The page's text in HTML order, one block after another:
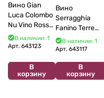
Вино Gian
Luca Colombo
Nu Vino Rosso
2025 750 мл
В наличии: 1
Арт. 643123
В
корзину
Вино
Serragghia
Fanino Terre
Siciliane IGP
2022 750 мл
В наличии: 1
Арт.643117
В
корзину